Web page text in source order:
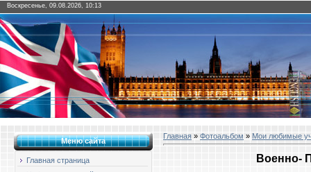
Воскресенье, 09.08.2026, 10:13
Меню сайта
Главная страница
Главная » Фотоальбом » Мои любимые
Военно-